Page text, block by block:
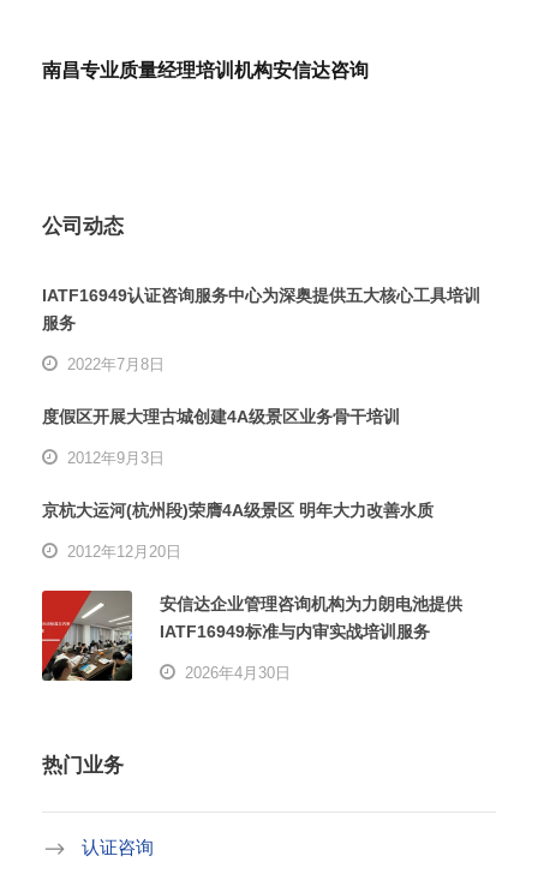
南昌专业质量经理培训机构安信达咨询
公司动态
IATF16949认证咨询服务中心为深奥提供五大核心工具培训
服务
2022年7月8日
度假区开展大理古城创建4A级景区业务骨干培训
2012年9月3日
京杭大运河(杭州段)荣膺4A级景区 明年大力改善水质
2012年12月20日
安信达企业管理咨询机构为力朗电池提供
IATF16949标准与内审实战培训服务
2026年4月30日
热门业务
认证咨询